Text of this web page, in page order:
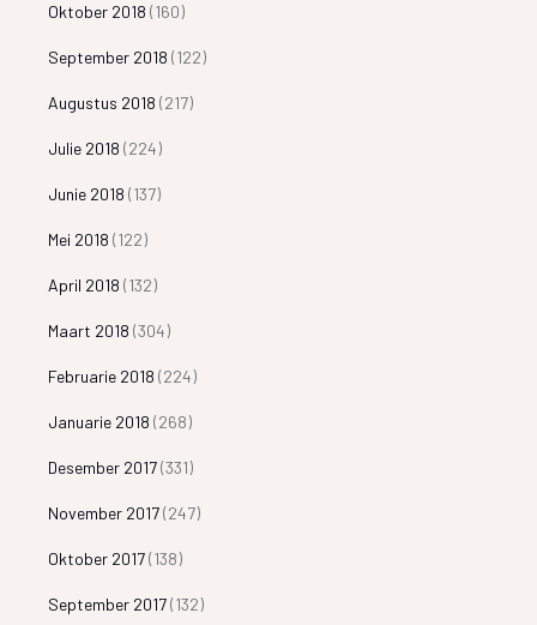
Oktober 2018 (160)
September 2018 (122)
Augustus 2018 (217)
Julie 2018 (224)
Junie 2018 (137)
Mei 2018 (122)
April 2018 (132)
Maart 2018 (304)
Februarie 2018 (224)
Januarie 2018 (268)
Desember 2017(331)
November 2017(247)
Oktober 2017(138)
September 2017(132)